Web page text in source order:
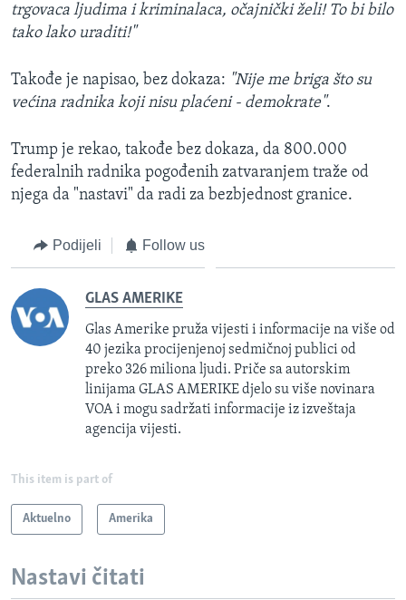
trgovaca ljudima i kriminalaca, očajnički želi! To bi bilo
tako lako uraditi!"
Takođe je napisao, bez dokaza: "Nije me briga što su
većina radnika koji nisu plaćeni - demokrate".
Trump je rekao, takođe bez dokaza, da 800.000
federalnih radnika pogođenih zatvaranjem traže od
njega da "nastavi" da radi za bezbjednost granice.
Podijeli Follow us
GLAS AMERIKE
Glas Amerike pruža vijesti i informacije na više od
40 jezika procijenjenoj sedmičnoj publici od
preko 326 miliona ljudi. Priče sa autorskim
linijama GLAS AMERIKE djelo su više novinara
VOA i mogu sadržati informacije iz izveštaja
agencija vijesti.
This item is part of
Aktuelno Amerika
Nastavi čitati